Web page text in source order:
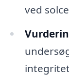
ved